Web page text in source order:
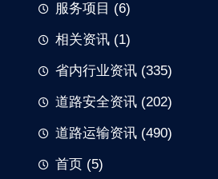
服务项目 (6)
相关资讯 (1)
省内行业资讯 (335)
道路安全资讯 (202)
道路运输资讯 (490)
首页 (5)